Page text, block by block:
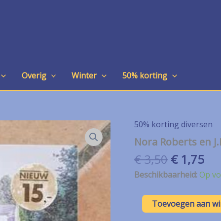
Overig Winter 50% korting
50% korting diversen
Nora Roberts en
€3,50
prijs
€ 3,50.
€1,75
is:
€
Beschikbaarheid:Op
Nora
RobertsToevoegen aan